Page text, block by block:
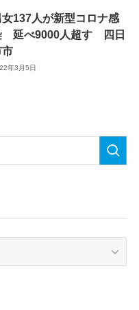
女137人が新型コロナ感
延べ9000人超す 四日
市
年3月5日